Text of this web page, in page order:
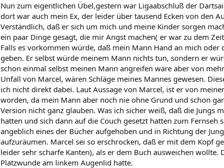
Nun zum eigentlichen Übel,gestern war Ligaabschluß der
dort war auch mein Ex, der leider über tausend Ecken von den
Verständlich, daß er sich um mich und meine Kinder sorgen
ein paar Dinge gesagt, die mir Angst machen( er war zu dem
Falls es vorkommen würde, daß mein Mann Hand an mich
geben. Er selbst würde meinem Mann nichts tun, sondern er
schon einmal selbst meinen Mann angreifen wäre aber von
Unfall von Marcel, wären Schläge meines Mannes gewesen.
ich nicht direkt dabei. Laut Aussage von Marcel, ist er von
worden, da mein Mann aber noch nie ohne Grund und schon
Version nicht ganz glauben. Was ich sicher weiß, daß die Jungs
hatten und sich dann auf die Couch gesetzt hatten zum
angeblich eines der Bücher aufgehoben und in Richtung der
aufzuräumen. Marcel sei so erschrocken, daß er mit dem Kopf
leider sehr scharfe Kanten), als er dem Buch ausweichen wollte.
Platzwunde am linkem Augenlid hatte.